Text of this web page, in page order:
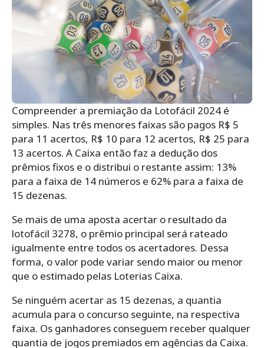
Compreender a premiação da Lotofácil 2024 é
simples. Nas três menores faixas são pagos R$ 5
para 11 acertos, R$ 10 para 12 acertos, R$ 25 para
13 acertos. A Caixa então faz a dedução dos
prêmios fixos e o distribui o restante assim: 13%
para a faixa de 14 números e 62% para a faixa de
15 dezenas.
Se mais de uma aposta acertar o resultado da
lotofácil 3278, o prêmio principal será rateado
igualmente entre todos os acertadores. Dessa
forma, o valor pode variar sendo maior ou menor
que o estimado pelas Loterias Caixa.
Se ninguém acertar as 15 dezenas, a quantia
acumula para o concurso seguinte, na respectiva
faixa. Os ganhadores conseguem receber qualquer
quantia de jogos premiados em agências da Caixa.